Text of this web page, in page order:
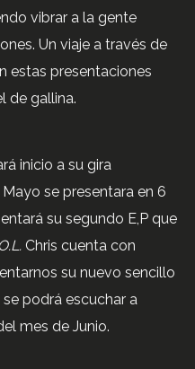
vibrar a la gente
Un viaje a través de
estas presentaciones
de gallina.
inicio a su gira
se presentara en 6
su segundo E,P que
Chris cuenta con
su nuevo sencillo
se podrá escuchar a
mes de Junio.